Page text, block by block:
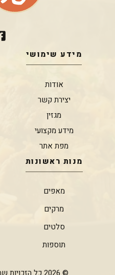
מידע שימושי
אודות
יצירת קשר
מגזין
מידע מקצועי
מפת אתר
מנות ראשונות
מאפים
מרקים
סלטים
תוספות